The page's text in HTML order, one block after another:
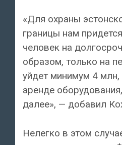
«Для охраны
границы нам
человек на
образом, только на
уйдет минимум 4
аренде
далее», — добавил
Нелегко в этом